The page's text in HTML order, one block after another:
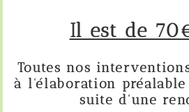
Il est de
Toutes nos
à l'élaboration
suite d'une